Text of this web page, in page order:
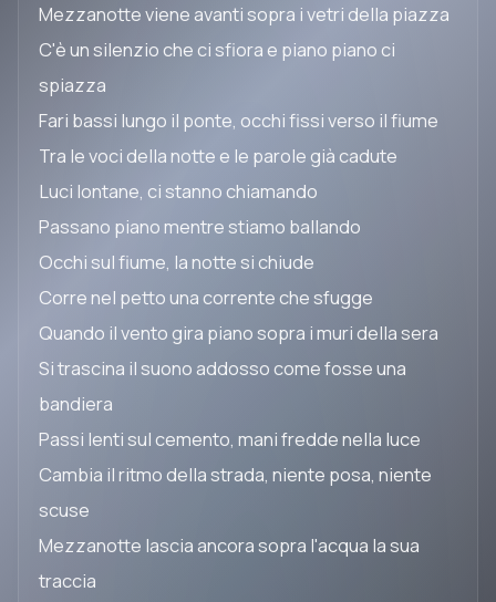
Mezzanotte viene avanti sopra i vetri della piazza
C'è un silenzio che ci sfiora e piano piano ci
spiazza
Fari bassi lungo il ponte, occhi fissi verso il fiume
Tra le voci della notte e le parole già cadute
Luci lontane, ci stanno chiamando
Passano piano mentre stiamo ballando
Occhi sul fiume, la notte si chiude
Corre nel petto una corrente che sfugge
Quando il vento gira piano sopra i muri della sera
Si trascina il suono addosso come fosse una
bandiera
Passi lenti sul cemento, mani fredde nella luce
Cambia il ritmo della strada, niente posa, niente
scuse
Mezzanotte lascia ancora sopra l'acqua la sua
traccia